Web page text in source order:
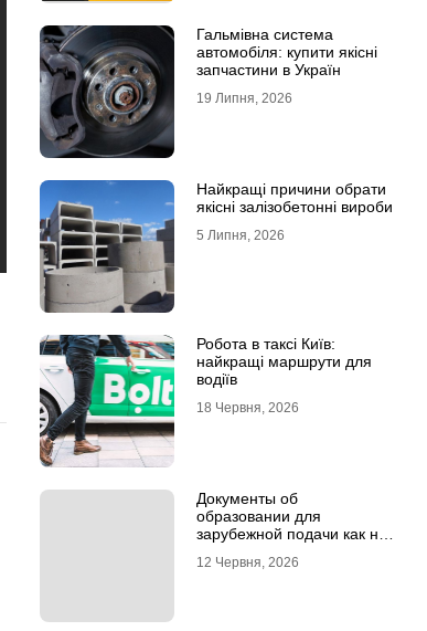
Гальмівна система
автомобіля: купити якісні
запчастини в Україн
19 Липня, 2026
Найкращі причини обрати
якісні залізобетонні вироби
5 Липня, 2026
Робота в таксі Київ:
найкращі маршрути для
водіїв
18 Червня, 2026
Документы об
образовании для
зарубежной подачи как не
апостиле
12 Червня, 2026